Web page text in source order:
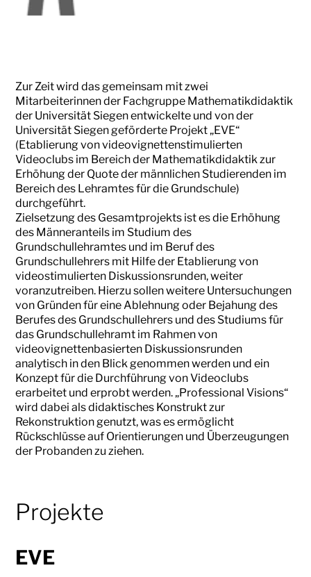
Zur Zeit wird das gemeinsam mit zwei
Mitarbeiterinnen der Fachgruppe Mathematikdidaktik
der Universität Siegen entwickelte und von der
Universität Siegen geförderte Projekt „EVE“
(Etablierung von videovignettenstimulierten
Videoclubs im Bereich der Mathematikdidaktik zur
Erhöhung der Quote der männlichen Studierenden im
Bereich des Lehramtes für die Grundschule)
durchgeführt.
Zielsetzung des Gesamtprojekts ist es die Erhöhung
des Männeranteils im Studium des
Grundschullehramtes und im Beruf des
Grundschullehrers mit Hilfe der Etablierung von
videostimulierten Diskussionsrunden, weiter
voranzutreiben. Hierzu sollen weitere Untersuchungen
von Gründen für eine Ablehnung oder Bejahung des
Berufes des Grundschullehrers und des Studiums für
das Grundschullehramt im Rahmen von
videovignettenbasierten Diskussionsrunden
analytisch in den Blick genommen werden und ein
Konzept für die Durchführung von Videoclubs
erarbeitet und erprobt werden. „Professional Visions“
wird dabei als didaktisches Konstrukt zur
Rekonstruktion genutzt, was es ermöglicht
Rückschlüsse auf Orientierungen und Überzeugungen
der Probanden zu ziehen.
Projekte
EVE